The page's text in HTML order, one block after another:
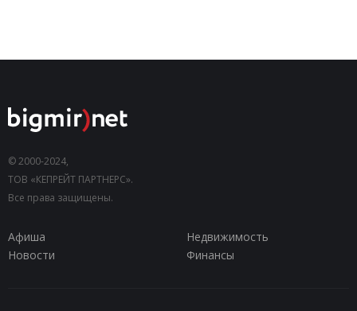
© 2000-2024,
ТОВ «КЕПРЕЙТ ПАРТНЕРС».
Все права защищены.
Афиша
Недвижимость
Новости
Финансы